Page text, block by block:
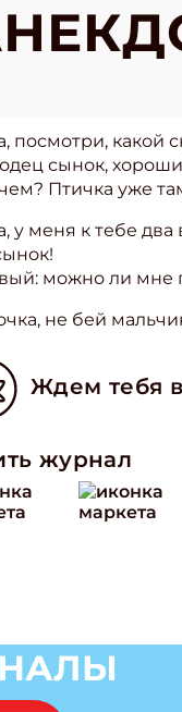
посмотри, какой
сынок,
Птичка уже
у меня к тебе два
можно ли мне
не бей
Ждем тебя
журнал